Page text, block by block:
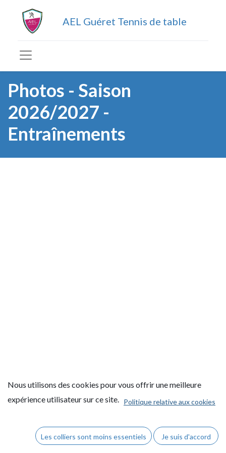
AEL Guéret Tennis de table
Photos - Saison
2026/2027 -
Entraînements
Copyright © AEL Guéret Tennis de table
Nous utilisons des cookies pour vous offrir une meilleure
expérience utilisateur sur ce site. Politique relative aux cookies
Les colliers sont moins essentiels Je suis d'accord